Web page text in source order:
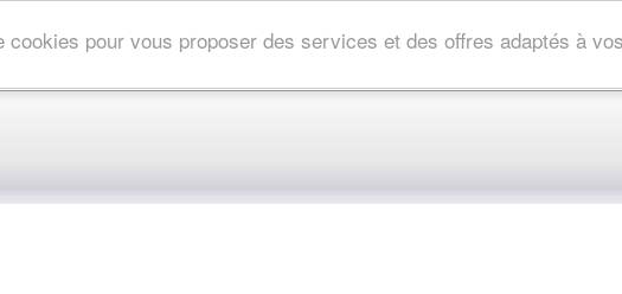
pour vous proposer des services et des offres adaptés à